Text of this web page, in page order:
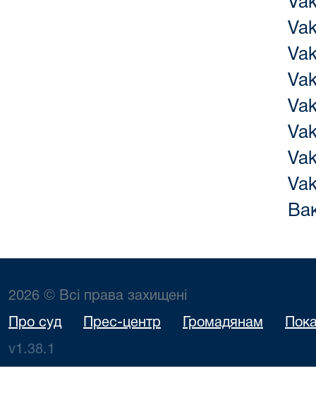
2026 © Всі права захищені
Про суд Прес-центр Громадянам
v1.38.1